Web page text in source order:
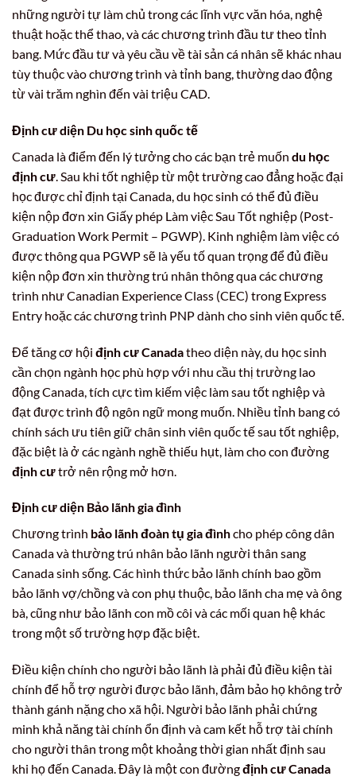
những người tự làm chủ trong các lĩnh vực văn hóa, nghệ
thuật hoặc thể thao, và các chương trình đầu tư theo tỉnh
bang. Mức đầu tư và yêu cầu về tài sản cá nhân sẽ khác nhau
tùy thuộc vào chương trình và tỉnh bang, thường dao động
từ vài trăm nghìn đến vài triệu CAD.
Định cư diện Du học sinh quốc tế
Canada là điểm đến lý tưởng cho các bạn trẻ muốn du học
định cư . Sau khi tốt nghiệp từ một trường cao đẳng hoặc đại
học được chỉ định tại Canada, du học sinh có thể đủ điều
kiện nộp đơn xin Giấy phép Làm việc Sau Tốt nghiệp (Post-
Graduation Work Permit – PGWP). Kinh nghiệm làm việc có
được thông qua PGWP sẽ là yếu tố quan trọng để đủ điều
kiện nộp đơn xin thường trú nhân thông qua các chương
trình như Canadian Experience Class (CEC) trong Express
Entry hoặc các chương trình PNP dành cho sinh viên quốc tế.
Để tăng cơ hội định cư Canadatheo diện này, du học sinh
cần chọn ngành học phù hợp với nhu cầu thị trường lao
động Canada, tích cực tìm kiếm việc làm sau tốt nghiệp và
đạt được trình độ ngôn ngữ mong muốn. Nhiều tỉnh bang có
chính sách ưu tiên giữ chân sinh viên quốc tế sau tốt nghiệp,
đặc biệt là ở các ngành nghề thiếu hụt, làm cho con đường
định cưtrở nên rộng mở hơn.
Định cư diện Bảo lãnh gia đình
Chương trình bảo lãnh đoàn tụ gia đìnhcho phép công dân
Canada và thường trú nhân bảo lãnh người thân sang
Canada sinh sống. Các hình thức bảo lãnh chính bao gồm
bảo lãnh vợ/chồng và con phụ thuộc, bảo lãnh cha mẹ và ông
bà, cũng như bảo lãnh con mồ côi và các mối quan hệ khác
trong một số trường hợp đặc biệt.
Điều kiện chính cho người bảo lãnh là phải đủ điều kiện tài
chính để hỗ trợ người được bảo lãnh, đảm bảo họ không trở
thành gánh nặng cho xã hội. Người bảo lãnh phải chứng
minh khả năng tài chính ổn định và cam kết hỗ trợ tài chính
cho người thân trong một khoảng thời gian nhất định sau
khi họ đến Canada. Đây là một con đườngđịnh cư Canada